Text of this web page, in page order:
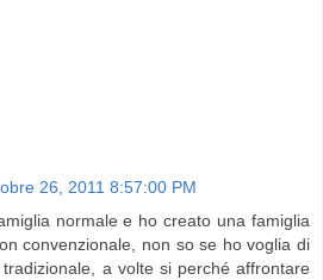
26, 2011 8:57:00 PM
normale e ho creato una famiglia
convenzionale, non so se ho voglia di
a volte si perché affrontare